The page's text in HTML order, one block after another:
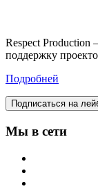
Respect Production
поддержку
Подробней
Подписаться на
Мы в сети